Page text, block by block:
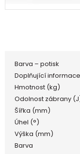
Barva – potisk
Doplňující informace
Hmotnost (kg)
Odolnost zábrany
Šířka (mm)
Úhel (°)
Výška (mm)
Barva